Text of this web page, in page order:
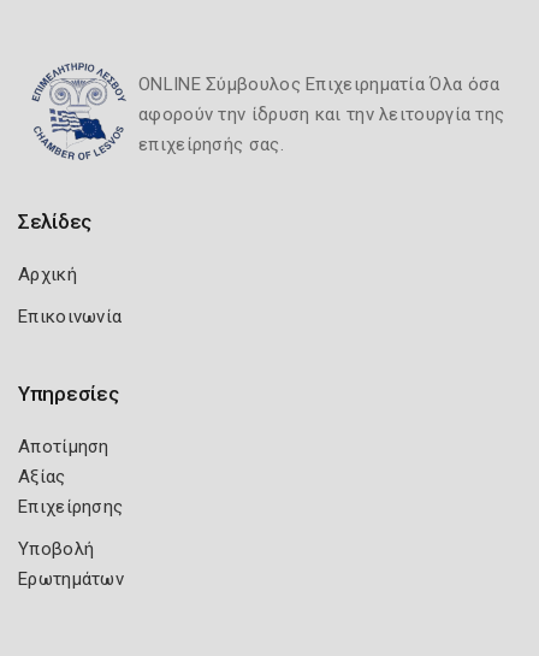
ONLINE Σύμβουλος Επιχειρηματία Όλα όσα
αφορούν την ίδρυση και την λειτουργία της
επιχείρησής σας.
Σελίδες
Αρχική
Επικοινωνία
Υπηρεσίες
Αποτίμηση
Αξίας
Επιχείρησης
Υποβολή
Ερωτημάτων